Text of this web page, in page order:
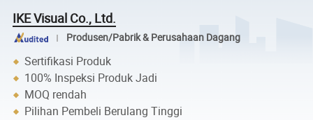
IKE Visual Co., Ltd.
Produsen/Pabrik & Perusahaan Dagang
Sertifikasi Produk
100% Inspeksi Produk Jadi
MOQ rendah
Pilihan Pembeli Berulang Tinggi